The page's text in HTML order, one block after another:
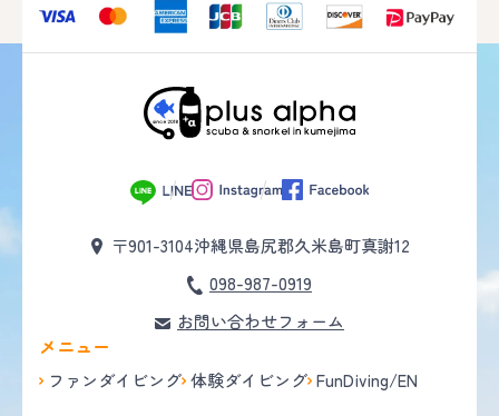
〒901-3104沖縄県島尻郡久米島町真謝12
098-987-0919
お問い合わせフォーム
メニュー
ファンダイビング 体験ダイビング FunDiving/EN